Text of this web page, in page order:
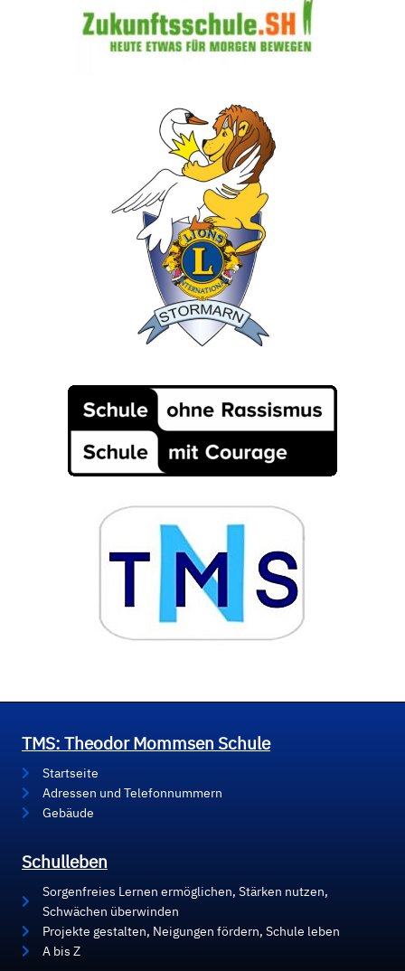
TMS: Theodor Mommsen Schule
Startseite
Adressen und Telefonnummern
Gebäude
Schulleben
Sorgenfreies Lernen ermöglichen, Stärken nutzen,
Schwächen überwinden
Projekte gestalten, Neigungen fördern, Schule leben
A bis Z